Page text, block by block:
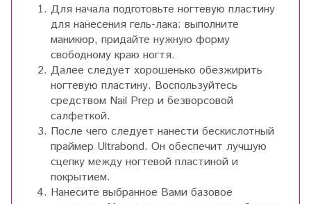
Для начала подготовьте ногтевую пластину
для нанесения гель-лака: выполните
маникюр, придайте нужную форму
свободному краю ногтя.
Далее следует хорошенько обезжирить
ногтевую пластину. Воспользуйтесь
средством Nail Prep и безворсовой
салфеткой.
После чего следует нанести бескислотный
праймер Ultrabond. Он обеспечит лучшую
сцепку между ногтевой пластиной и
покрытием.
Нанесите выбранное Вами базовое